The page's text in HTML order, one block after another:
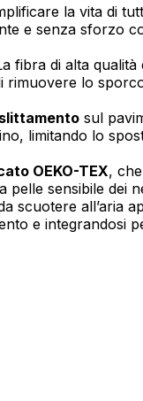
la vita di
e senza sforzo
fibra di alta qualità
rimuovere lo
sul
limitando lo
OEKO-TEX,
sensibile dei
scuotere all’aria
e integrandosi
informazioni in